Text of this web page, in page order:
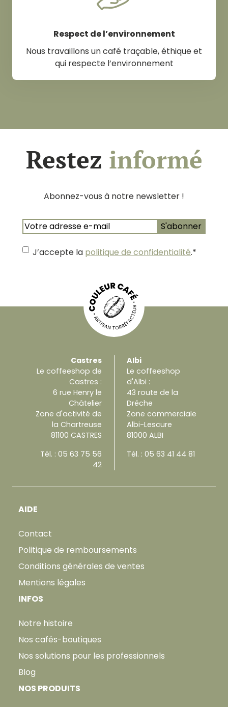
Respect de l’environnement
Nous travaillons un café traçable, éthique et
qui respecte l’environnement
Restez informé
Abonnez-vous à notre newsletter !
E-
mail*
J’accepte la politique de confidentialité.*
Castres
Le coffeeshop de
Castres :
6 rue Henry le
Châtelier
Zone d'activité de
la Chartreuse
81100 CASTRES
Tél. :05 63 75 56
42
Albi
Le coffeeshop
d'Albi :
43 route de la
Drêche
Zone commerciale
Albi-Lescure
81000 ALBI
Tél. :05 63 41 44 81
AIDE
Contact
Politique de remboursements
Conditions générales de ventes
Mentions légales
INFOS
Notre histoire
Nos cafés-boutiques
Nos solutions pour les professionnels
Blog
NOS PRODUITS